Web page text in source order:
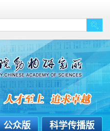
科学传播版
公众版